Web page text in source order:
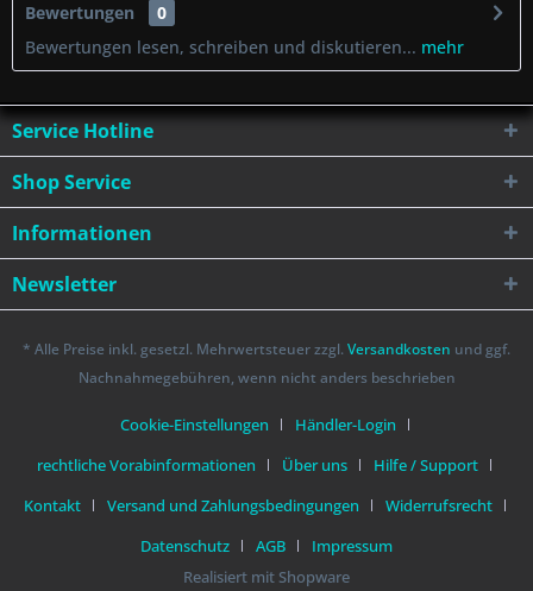
Bewertungen
0
Bewertungen lesen, schreiben und diskutieren... mehr
Service Hotline
Shop Service
Informationen
Newsletter
* Alle Preise inkl. gesetzl. Mehrwertsteuer zzgl. Versandkosten und ggf.
Nachnahmegebühren, wenn nicht anders beschrieben
Cookie-Einstellungen
Händler-Login
rechtliche Vorabinformationen
Über uns
Hilfe / Support
Kontakt
Versand und Zahlungsbedingungen
Widerrufsrecht
Datenschutz
AGB
Impressum
Realisiert mit Shopware